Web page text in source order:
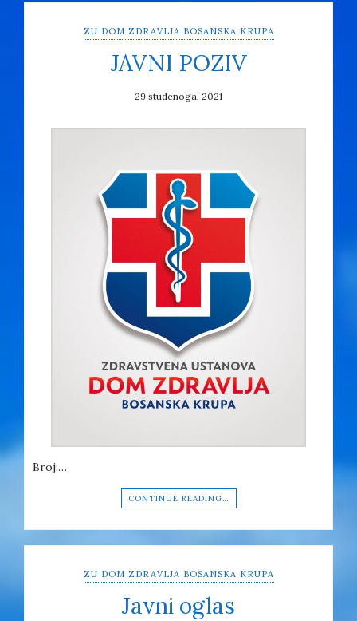
ZU DOM ZDRAVLJA BOSANSKA KRUPA
JAVNI POZIV
29 studenoga, 2021
Broj:…
CONTINUE READING…
ZU DOM ZDRAVLJA BOSANSKA KRUPA
Javni oglas